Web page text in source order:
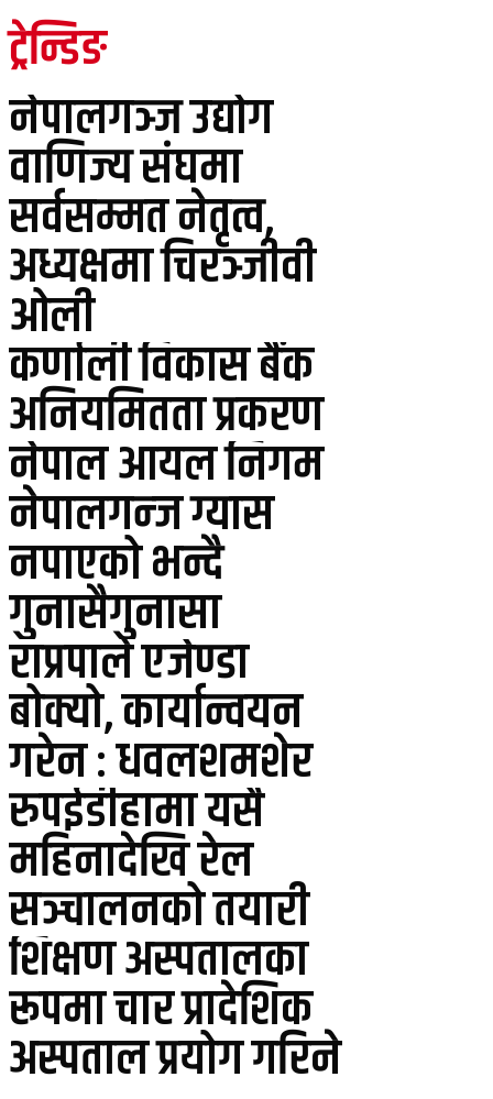
ट्रेन्डिङ
नेपालगञ्ज उद्योग
वाणिज्य संघमा
सर्वसम्मत नेतृत्व,
अध्यक्षमा चिरञ्जीवी
ओली
कर्णाली विकास बैंक
अनियमितता प्रकरण
नेपाल आयल निगम
नेपालगन्ज ग्यास
नपाएको भन्दै
गुनासैगुनासा
राप्रपाले एजेण्डा
बोक्यो, कार्यान्वयन
गरेन : धवलशमशेर
रुपईडीहामा यसै
महिनादेखि रेल
सञ्चालनको तयारी
शिक्षण अस्पतालका
रूपमा चार प्रादेशिक
अस्पताल प्रयोग गरिने